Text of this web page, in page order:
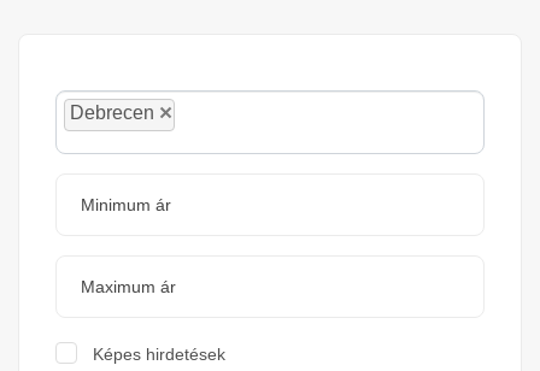
×
Debrecen
Képes hirdetések